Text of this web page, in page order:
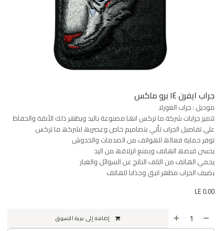
جراب ايفرن ١٤ برو ماكس
موديل : جراب الغورلا
تتمیز جرابات شركة ما تركس انھا مصنوعة بالید ویظھر ذلك الأنقة والحفاظ
علي تفاصیل الجراب تأتي بتصامیم خاص وعصریھ لشركھ ما تركس
توفر حمایة فعالھ للھواتف من الصدمات والخدوش
یحسن قبضھ الھاتف ویمنع انزلاقھ من الید
یحمي الھاتف من التلف الناتج عن السوائل والغبار
یضیف الجراب مظھر انیق وجذابا للھاتف
0.00